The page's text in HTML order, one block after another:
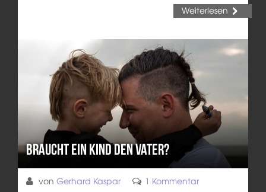
Weiterlesen
Braucht ein Kind den Vater?
von Gerhard Kaspar 1 Kommentar